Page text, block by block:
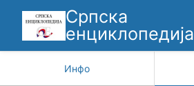
Српска
енциклопедија
Инфо